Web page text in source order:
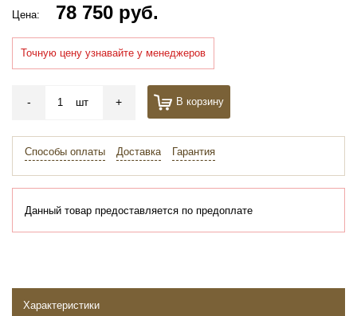
Цена: 78 750 руб.
Точную цену узнавайте у менеджеров
- шт + В корзину
Способы оплаты Доставка Гарантия
Данный товар предоставляется по предоплате
Характеристики